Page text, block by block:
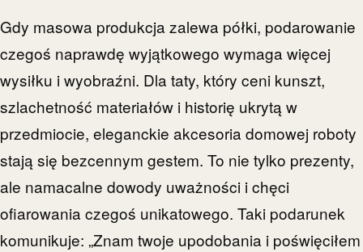
Gdy masowa produkcja zalewa półki, podarowanie
czegoś naprawdę wyjątkowego wymaga więcej
wysiłku i wyobraźni. Dla taty, który ceni kunszt,
szlachetność materiałów i historię ukrytą w
przedmiocie, eleganckie akcesoria domowej roboty
stają się bezcennym gestem. To nie tylko prezenty,
ale namacalne dowody uważności i chęci
ofiarowania czegoś unikatowego. Taki podarunek
komunikuje: „Znam twoje upodobania i poświęciłem